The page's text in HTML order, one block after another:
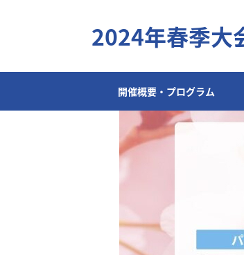
2024年春季大
開催概要・プログラム